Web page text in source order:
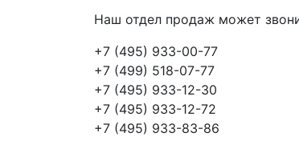
Наш отдел продаж может
+7 (495) 933-00-77
+7 (499) 518-07-77
+7 (495) 933-12-30
+7 (495) 933-12-72
+7 (495) 933-83-86